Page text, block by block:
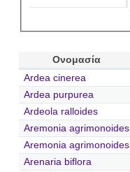
Ονομασία
Ardea cinerea
Ardea purpurea
Ardeola ralloides
Aremonia agrimonoides
Aremonia agrimonoides
Arenaria biflora